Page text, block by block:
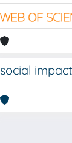
social impact